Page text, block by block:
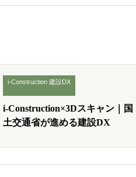
i-Construction 建設DX
i-Construction×3Dスキャン｜国
土交通省が進める建設DX